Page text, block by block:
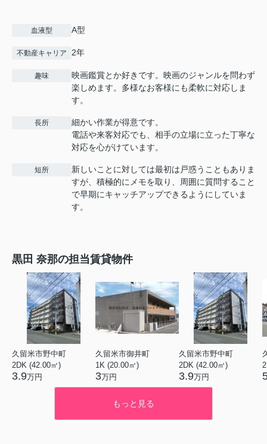
血液型 A型
不動産キャリア 2年
趣味
映画鑑賞とか好きです。映画のジャンルを問わず
楽しめます。多様なお客様にも柔軟に対応しま
す。
長所
細かい作業が得意です。
電話や来客対応でも、相手の立場に立った丁寧な
対応を心がけています。
短所
新しいことに対しては最初は戸惑うこともありま
すが、積極的にメモを取り、周囲に質問すること
で早期にキャッチアップできるようにしていま
す。
黒田 奈那の担当賃貸物件
久留米市野中町
2DK (42.00㎡)
3.9万円
久留米市御井町
1K (20.00㎡)
3万円
久留米市野中町
2DK (42.00㎡)
3.9万円
もっと見る